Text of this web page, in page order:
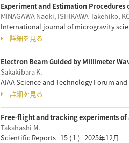
Experiment and Estimation
MINAGAWA Naoki, ISHIKAWA Takehiko,
International journal of microgravity
詳細を見る
Electron Beam Guided by Millimeter
Sakakibara K.
AIAA Science and Technology Forum
詳細を見る
Free-flight and tracking experiments
Takahashi M.
Scientific Reports 15 ( 1 ) 2025年12月